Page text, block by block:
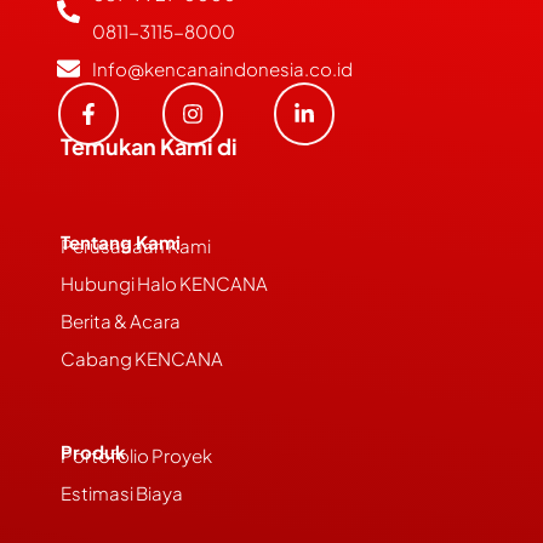
0811-3115-8000
Info@kencanaindonesia.co.id
Temukan Kami di
Tentang Kami
Perusahaan Kami
Hubungi Halo KENCANA
Berita & Acara
Cabang KENCANA
Produk
Portofolio Proyek
Estimasi Biaya